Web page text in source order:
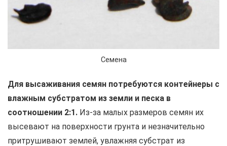
Семена
Для высаживания семян потребуются контейнеры с
влажным субстратом из земли и песка в
соотношении 2:1. Из-за малых размеров семян их
высевают на поверхности грунта и незначительно
притрушивают землей, увлажняя субстрат из